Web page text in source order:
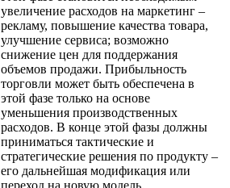
увеличение расходов на маркетинг –
рекламу, повышение качества товара,
улучшение сервиса; возможно
снижение цен для поддержания
объемов продажи. Прибыльность
торговли может быть обеспечена в
этой фазе только на основе
уменьшения производственных
расходов. В конце этой фазы должны
приниматься тактические и
стратегические решения по продукту –
его дальнейшая модификация или